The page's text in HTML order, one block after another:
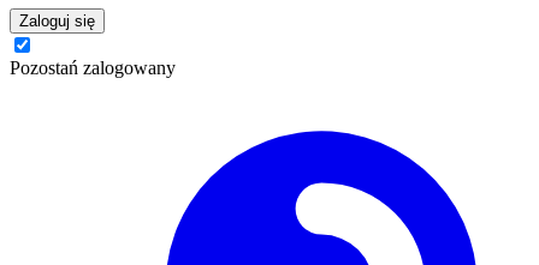
Zaloguj się
Pozostań zalogowany